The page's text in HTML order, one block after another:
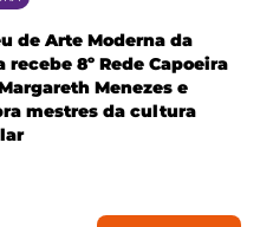
de Arte Moderna da
recebe 8º Rede Capoeira
Menezes e
mestres da cultura